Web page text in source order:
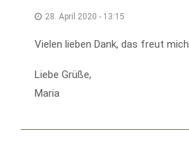
28. April 2020 - 13:15
Vielen lieben Dank, das freut mich.
Liebe Grüße,
Maria